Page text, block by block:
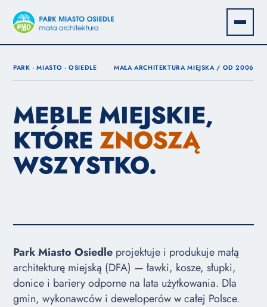
PARK · MIASTO · OSIEDLE MAŁA ARCHITEKTURA MIEJSKA / OD 2006
MEBLE MIEJSKIE,
KTÓREZNOSZĄ
WSZYSTKO.
Park Miasto Osiedle projektuje i produkuje małą
architekturę miejską (DFA) — ławki, kosze, słupki,
donice i bariery odporne na lata użytkowania. Dla
gmin, wykonawców i deweloperów w całej Polsce.